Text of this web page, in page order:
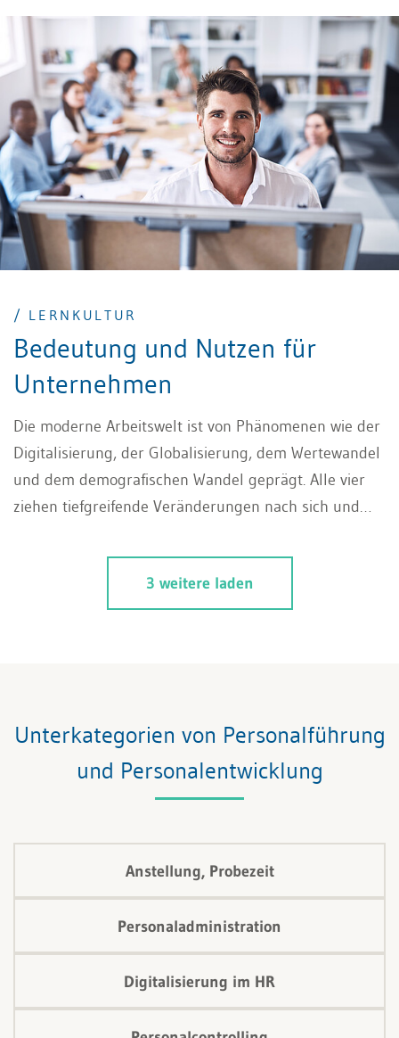
Nebenwirkungen haben, da sie häufig zu
Präsentismus führt.
/ LERNKULTUR
Bedeutung und Nutzen für
Unternehmen
Die moderne Arbeitswelt ist von Phänomenen wie der
Digitalisierung, der Globalisierung, dem Wertewandel
und dem demografischen Wandel geprägt. Alle vier
ziehen tiefgreifende Veränderungen nach sich und
Berufsleben auf das Wissen aus der beruflichen
Ausbildung verlassen kann. In diesem Kontext
gewinnt eine nachhaltige Lernkultur zunehmend an
3 weitere laden
Unterkategorien von Personalführung
und Personalentwicklung
Anstellung, Probezeit
Personaladministration
Digitalisierung im HR